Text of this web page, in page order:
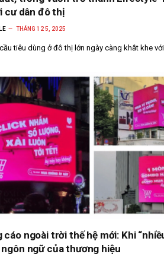
cư dân đô thị
THÁNG 12 5, 2025
tiêu dùng ở đô thị lớn ngày càng khắt khe với
cáo ngoài trời thế hệ mới: Khi
ngữ của thương hiệu